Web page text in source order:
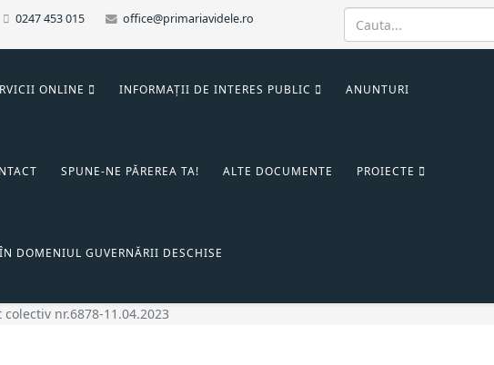
0247 453 015 office@primariavidele.ro
ONLINE INFORMAȚII DE INTERES PUBLIC ANUNTURI
SPUNE-NE PĂREREA TA! ALTE DOCUMENTE PROIECTE
DOMENIUL GUVERNĂRII DESCHISE
nr.6878-11.04.2023